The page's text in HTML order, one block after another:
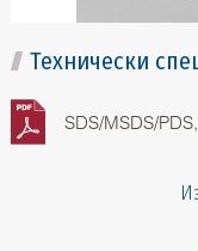
Технически
SDS/MSDS/